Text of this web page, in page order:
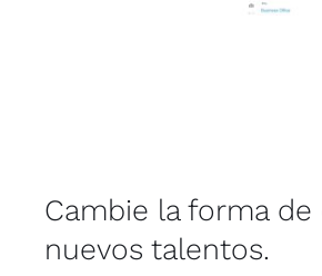
Cambie la forma de
nuevos talentos.